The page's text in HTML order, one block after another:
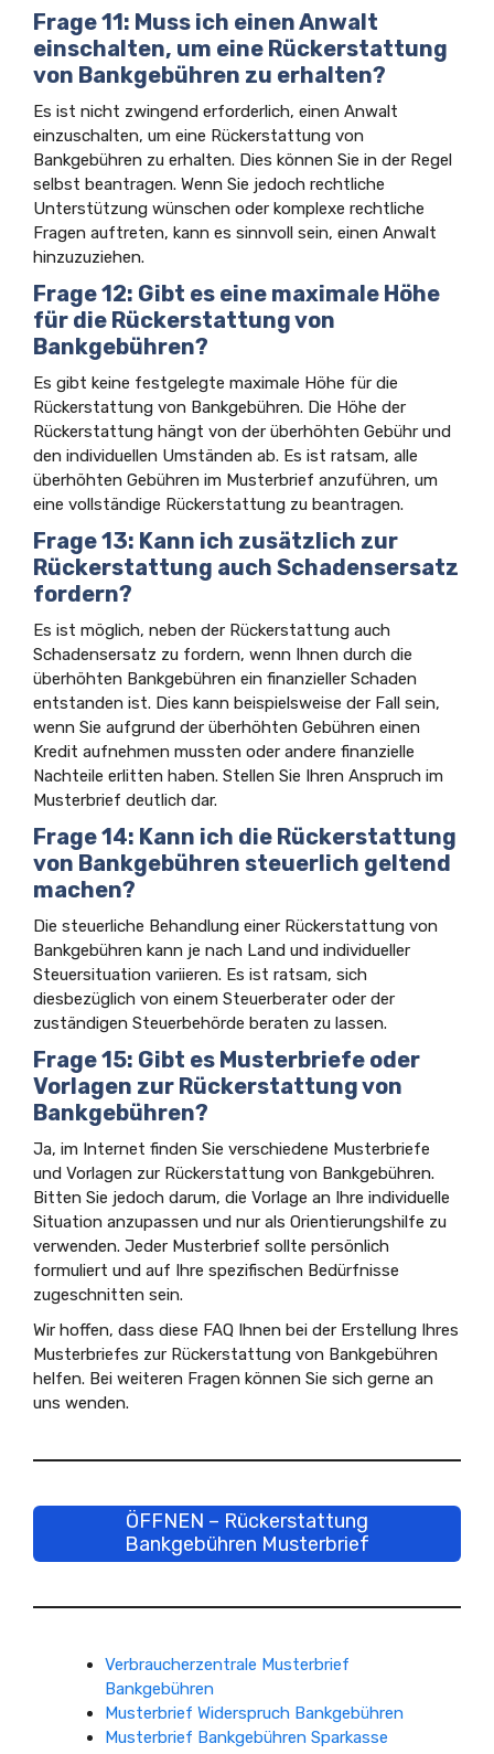
Frage 11: Muss ich einen Anwalt
einschalten, um eine Rückerstattung
von Bankgebühren zu erhalten?
Es ist nicht zwingend erforderlich, einen Anwalt
einzuschalten, um eine Rückerstattung von
Bankgebühren zu erhalten. Dies können Sie in der Regel
selbst beantragen. Wenn Sie jedoch rechtliche
Unterstützung wünschen oder komplexe rechtliche
Fragen auftreten, kann es sinnvoll sein, einen Anwalt
hinzuzuziehen.
Frage 12: Gibt es eine maximale Höhe
für die Rückerstattung von
Bankgebühren?
Es gibt keine festgelegte maximale Höhe für die
Rückerstattung von Bankgebühren. Die Höhe der
Rückerstattung hängt von der überhöhten Gebühr und
den individuellen Umständen ab. Es ist ratsam, alle
überhöhten Gebühren im Musterbrief anzuführen, um
eine vollständige Rückerstattung zu beantragen.
Frage 13: Kann ich zusätzlich zur
Rückerstattung auch Schadensersatz
fordern?
Es ist möglich, neben der Rückerstattung auch
Schadensersatz zu fordern, wenn Ihnen durch die
überhöhten Bankgebühren ein finanzieller Schaden
entstanden ist. Dies kann beispielsweise der Fall sein,
wenn Sie aufgrund der überhöhten Gebühren einen
Kredit aufnehmen mussten oder andere finanzielle
Nachteile erlitten haben. Stellen Sie Ihren Anspruch im
Musterbrief deutlich dar.
Frage 14: Kann ich die Rückerstattung
von Bankgebühren steuerlich geltend
machen?
Die steuerliche Behandlung einer Rückerstattung von
Bankgebühren kann je nach Land und individueller
Steuersituation variieren. Es ist ratsam, sich
diesbezüglich von einem Steuerberater oder der
zuständigen Steuerbehörde beraten zu lassen.
Frage 15: Gibt es Musterbriefe oder
Vorlagen zur Rückerstattung von
Bankgebühren?
Ja, im Internet finden Sie verschiedene Musterbriefe
und Vorlagen zur Rückerstattung von Bankgebühren.
Bitten Sie jedoch darum, die Vorlage an Ihre individuelle
Situation anzupassen und nur als Orientierungshilfe zu
verwenden. Jeder Musterbrief sollte persönlich
formuliert und auf Ihre spezifischen Bedürfnisse
zugeschnitten sein.
Wir hoffen, dass diese FAQ Ihnen bei der Erstellung Ihres
Musterbriefes zur Rückerstattung von Bankgebühren
helfen. Bei weiteren Fragen können Sie sich gerne an
uns wenden.
ÖFFNEN – Rückerstattung
Bankgebühren Musterbrief
Verbraucherzentrale Musterbrief
Bankgebühren
Musterbrief Widerspruch Bankgebühren
Musterbrief Bankgebühren Sparkasse